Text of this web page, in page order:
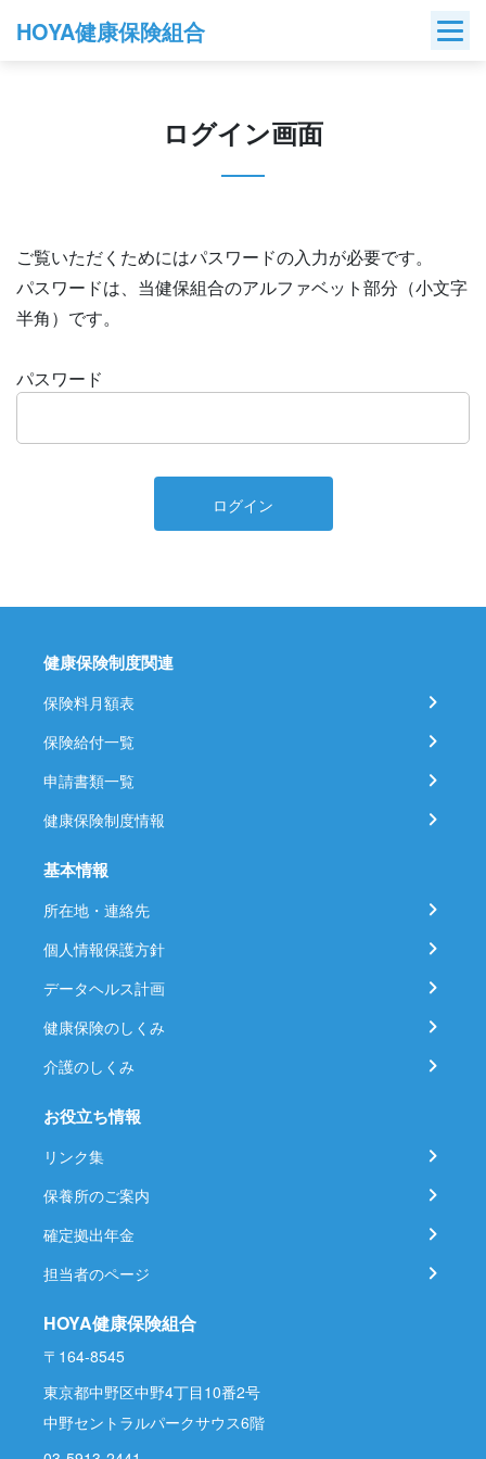
HOYA健康保険組合
ログイン画面
ご覧いただくためにはパスワードの入力が必要です。
パスワードは、当健保組合のアルファベット部分（小文字
半角）です。
パスワード
ログイン
健康保険制度関連
保険料月額表
保険給付一覧
申請書類一覧
健康保険制度情報
基本情報
所在地・連絡先
個人情報保護方針
データヘルス計画
健康保険のしくみ
介護のしくみ
お役立ち情報
リンク集
保養所のご案内
確定拠出年金
担当者のページ
HOYA健康保険組合
〒164-8545
東京都中野区中野4丁目10番2号
中野セントラルパークサウス6階